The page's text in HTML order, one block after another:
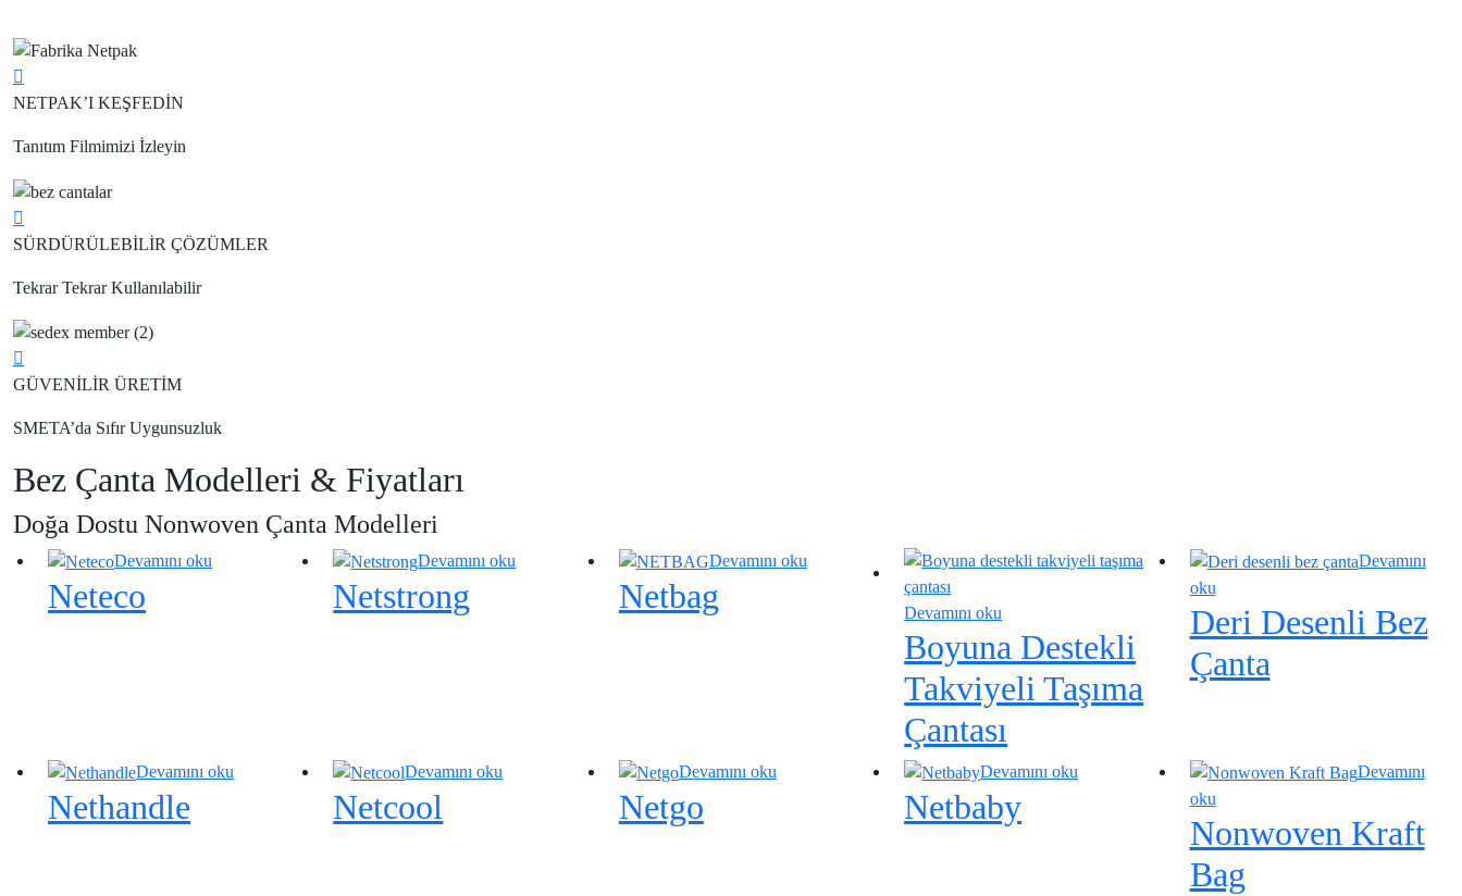
Button
NETPAK’I KEŞFEDİN
Tanıtım Filmimizi İzleyin
Button
SÜRDÜRÜLEBİLİR ÇÖZÜMLER
Tekrar TekrarKullanılabilir
Button
GÜVENİLİR ÜRETİM
SMETA’da SıfırUygunsuzluk
Bez Çanta Modelleri & Fiyatları
Doğa Dostu Nonwoven Çanta Modelleri
Devamını oku
Neteco
Devamını oku
Netstrong
Devamını oku
Netbag Devamını oku
Boyuna Destekli
Takviyeli Taşıma
Çantası
Devamını
oku
Deri Desenli Bez
Çanta
Devamını oku
Nethandle
Devamını oku
Netcool
Devamını oku
Netgo
Devamını oku
Netbaby
Devamını
oku
Nonwoven Kraft
Bag